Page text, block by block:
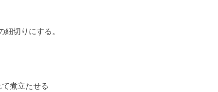
切りにする。
煮立たせる